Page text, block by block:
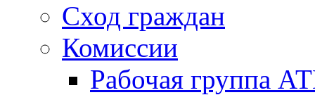
Сход граждан
Комиссии
Рабочая группа